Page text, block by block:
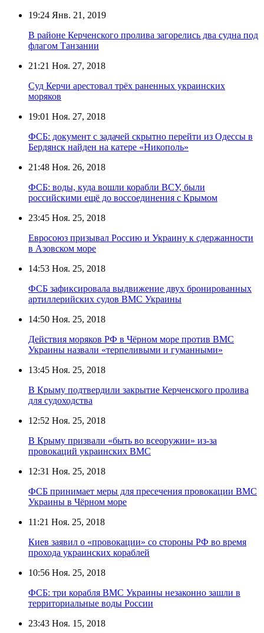
19:24 Янв. 21, 2019
В районе Керченского пролива загорелись два судна под
флагом Танзании
21:21 Ноя. 27, 2018
Суд Керчи арестовал трёх раненных украинских
моряков
19:01 Ноя. 27, 2018
ФСБ: документ с задачей скрытно перейти из Одессы в
Бердянск найден на катере «Никополь»
21:48 Ноя. 26, 2018
ФСБ: воды, куда вошли корабли ВСУ, были
российскими ещё до воссоединения с Крымом
23:45 Ноя. 25, 2018
Евросоюз призывал Россию и Украину к сдержанности
в Азовском море
14:53 Ноя. 25, 2018
ФСБ зафиксировала выдвижение двух бронированных
артиллерийских судов ВМС Украины
14:50 Ноя. 25, 2018
Действия моряков РФ в Чёрном море против ВМС
Украины назвали «терпеливыми и гуманными»
13:45 Ноя. 25, 2018
В Крыму подтвердили закрытие Керченского пролива
для судоходства
12:52 Ноя. 25, 2018
В Крыму призвали «быть во всеоружии» из-за
провокаций украинских ВМС
12:31 Ноя. 25, 2018
ФСБ принимает меры для пресечения провокации ВМС
Украины в Чёрном море
11:21 Ноя. 25, 2018
Киев заявил о «провокации» со стороны РФ во время
прохода украинских кораблей
10:56 Ноя. 25, 2018
ФСБ: три корабля ВМС Украины незаконно зашли в
территориальные воды России
23:43 Ноя. 15, 2018